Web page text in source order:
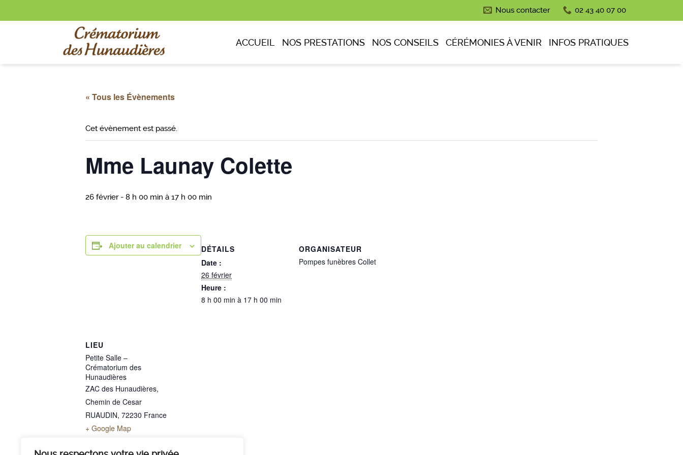
Nous contacter 02 43 40 07 00
ACCUEIL NOS PRESTATIONS NOS CONSEILS CÉRÉMONIES À VENIR INFOS PRATIQUES
« Tous les Évènements
Cet évènement est passé.
Mme Launay Colette
26 février - 8 h 00 min à 17 h 00 min
Ajouter au calendrier
DÉTAILS
Date :
26 février
Heure :
8 h 00 min à 17 h 00 min
ORGANISATEUR
Pompes funèbres Collet
LIEU
Petite Salle –
Crématorium des
Hunaudières
ZAC des Hunaudières,
Chemin de Cesar
RUAUDIN, 72230 France
+ Google Map
02 43 40 07 00